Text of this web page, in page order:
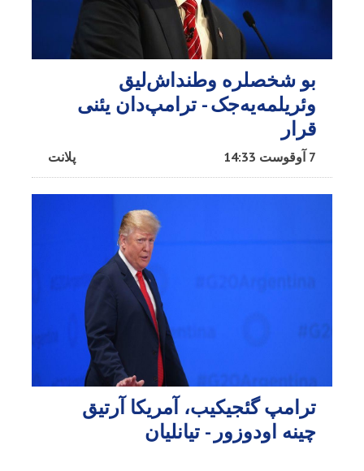
بو شخصلره وطنداش‌لیق
وئریلمه‌یه‌جک - ترامپ‌دان یئنی
قرار
پلانت 7 آوقوست 14:33
ترامپ گئجیکیب، آمریکا آرتیق
چینه اودوزور - تیانلیان